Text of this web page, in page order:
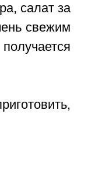
салат за
свежим